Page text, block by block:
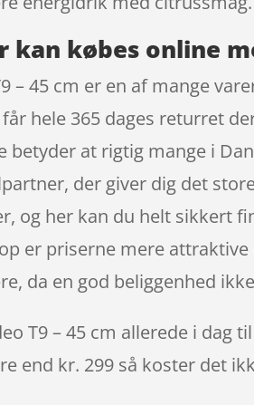
kan købes online
– 45 cm er en af mange
hele 365 dages returret
betyder at rigtig mange i
der giver dig det
og her kan du helt sikkert
er priserne mere
da en god beliggenhed
T9 – 45 cm allerede i dag
end kr. 299 så koster det